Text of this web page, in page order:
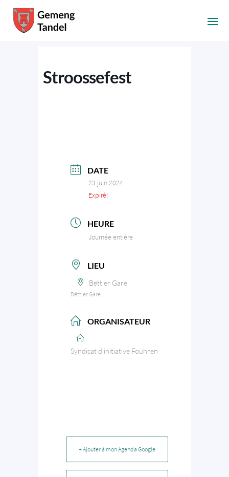
Stroossefest
DATE
23 juin 2024
Expiré!
HEURE
Journée entière
LIEU
Bëttler Gare
Bëttler Gare
ORGANISATEUR
Syndicat d'initiative Fouhren
+ Ajouter à mon Agenda Google